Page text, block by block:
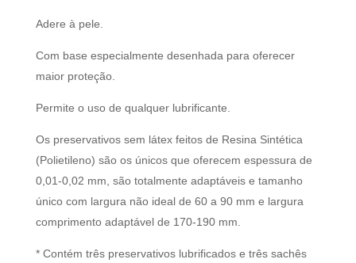
Adere à pele.
Com base especialmente desenhada para oferecer
maior proteção.
Permite o uso de qualquer lubrificante.
Os preservativos sem látex feitos de Resina Sintética
(Polietileno) são os únicos que oferecem espessura de
0,01-0,02 mm, são totalmente adaptáveis ​​e tamanho
único com largura não ideal de 60 a 90 mm e largura
comprimento adaptável de 170-190 mm.
* Contém três preservativos lubrificados e três sachês